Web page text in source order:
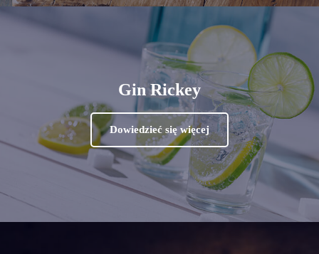
Gin Rickey
Dowiedzieć się więcej